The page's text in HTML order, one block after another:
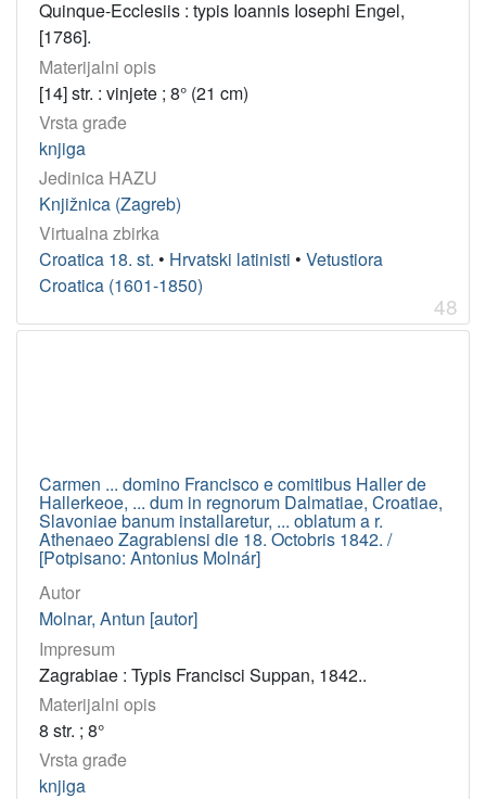
Quinque-Ecclesiis : typis Ioannis Iosephi Engel,
[1786].
Materijalni opis
[14] str. : vinjete ; 8° (21 cm)
Vrsta građe
knjiga
Jedinica HAZU
Knjižnica (Zagreb)
Virtualna zbirka
Croatica 18. st. • Hrvatski latinisti • Vetustiora
Croatica (1601-1850)
48
Carmen ... domino Francisco e comitibus Haller de
Hallerkeoe, ... dum in regnorum Dalmatiae, Croatiae,
Slavoniae banum installaretur, ... oblatum a r.
Athenaeo Zagrabiensi die 18. Octobris 1842. /
[Potpisano: Antonius Molnár]
Autor
Molnar, Antun [autor]
Impresum
Zagrabiae : Typis Francisci Suppan, 1842..
Materijalni opis
8 str. ; 8°
Vrsta građe
knjiga